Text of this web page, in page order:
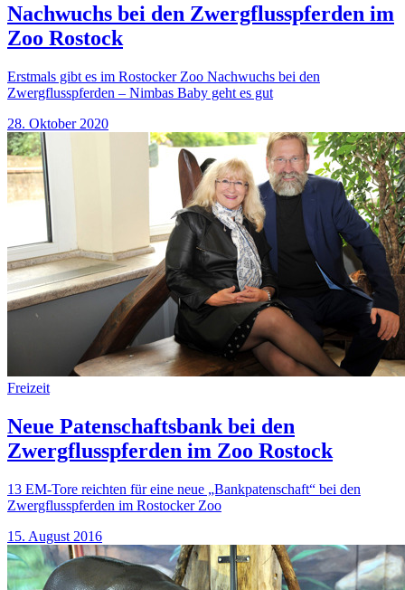
Nachwuchs bei den Zwergflusspferden im
Zoo Rostock
Erstmals gibt es im Rostocker Zoo Nachwuchs bei den
Zwergflusspferden – Nimbas Baby geht es gut
28. Oktober 2020
Freizeit
Neue Patenschaftsbank bei den
Zwergflusspferden im Zoo Rostock
13 EM-Tore reichten für eine neue „Bankpatenschaft“ bei den
Zwergflusspferden im Rostocker Zoo
15. August 2016